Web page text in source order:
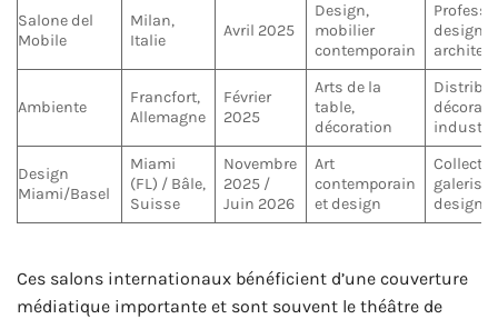
Salone del
Mobile
Milan,
Italie
Avril 2025
Design,
mobilier
contemporain
Ambiente
Francfort,
Allemagne
Février
2025
Arts de la
table,
décoration
Design
Miami/Basel
Miami
(FL) / Bâle,
Suisse
Novembre
2025 /
Juin 2026
Art
contemporain
et design
Ces salons internationaux bénéficient d’une couverture
médiatique importante et sont souvent le théâtre de